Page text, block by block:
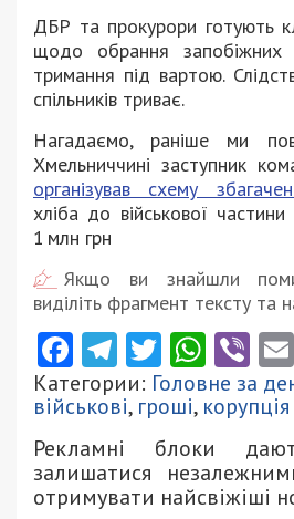
ДБР та прокурори готують
щодо обрання запобіжних
тримання під вартою.
спільників триває.
Нагадаємо, раніше ми
Хмельниччині заступник
організував схему
хліба до військової
1 млн грн
Якщо ви знайшли
виділіть фрагмент тексту та
Facebook
Telegram
Twitter
Категории: Головне за
військові, гроші, корупція
Рекламні блоки
залишатися
отримувати найсвіжіші